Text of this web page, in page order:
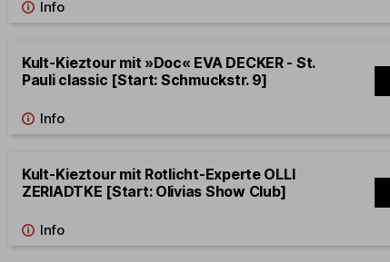
Kult-Kieztour mit »Doc« EVA DECKER - St.
Pauli classic [Start: Schmuckstr. 9]
Kult-Kieztour mit Rotlicht-Experte OLLI
ZERIADTKE [Start: Olivias Show Club]